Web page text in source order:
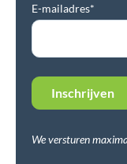
E-mailadres*
We versturen